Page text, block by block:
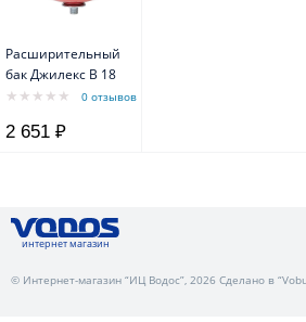
Расширительный
бак Джилекс В 18
0 отзывов
2 651 ₽
интернет магазин
© Интернет-магазин “ИЦ Водос”, 2026 Сделано в